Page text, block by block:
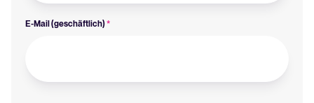
E-Mail (geschäftlich)*